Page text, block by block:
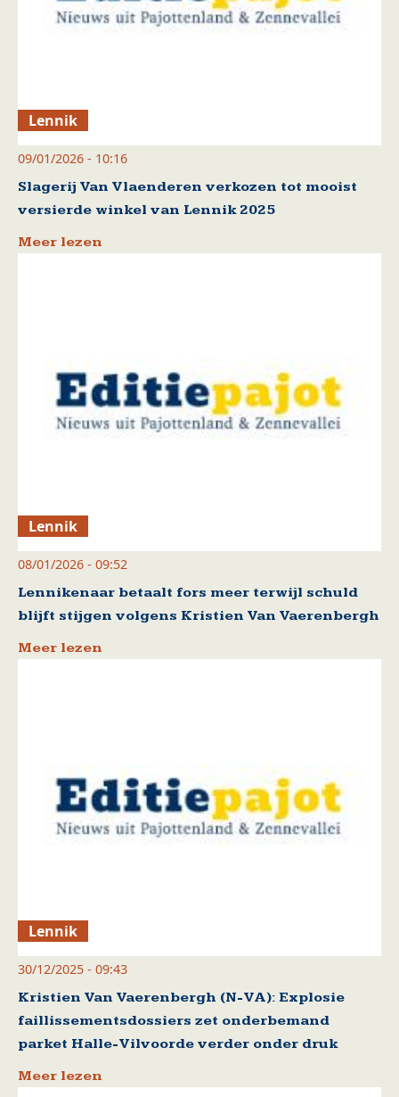
Lennik
09/01/2026 - 10:16
Slagerij Van Vlaenderen verkozen tot mooist
versierde winkel van Lennik 2025
Meer lezen
Lennik
08/01/2026 - 09:52
Lennikenaar betaalt fors meer terwijl schuld
blijft stijgen volgens Kristien Van Vaerenbergh
Meer lezen
Lennik
30/12/2025 - 09:43
Kristien Van Vaerenbergh (N-VA): Explosie
faillissementsdossiers zet onderbemand
parket Halle-Vilvoorde verder onder druk
Meer lezen